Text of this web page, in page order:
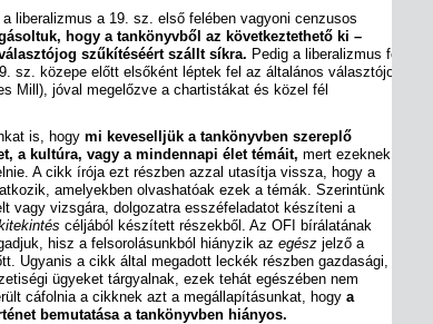
liberalizmus a 19. sz. első felében vagyoni cenzusos
hogy a tankönyvből az következtethető ki –
szűkítéséért szállt síkra. Pedig a liberalizmus fő
sz. közepe előtt elsőként léptek fel az általános választójog
Mill), jóval megelőzve a chartistákat és közel fél
is, hogy mi keveselljük a tankönyvben szereplő
a kultúra, vagy a mindennapi élet témáit, mert ezeknek
A cikk írója ezt részben azzal utasítja vissza, hogy a
amelyekben olvashatóak ezek a témák. Szerintünk
vagy vizsgára, dolgozatra esszéfeladatot készíteni a
céljából készített részekből. Az OFI bírálatának
hisz a felsorolásunkból hiányzik az egész jelző a
Ugyanis a cikk által megadott leckék részben gazdasági,
ügyeket tárgyalnak, ezek tehát egészében nem
cáfolnia a cikknek azt a megállapításunkat, hogy a
bemutatása a tankönyvben hiányos.